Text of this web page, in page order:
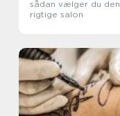
sådan vælger du den
rigtige salon